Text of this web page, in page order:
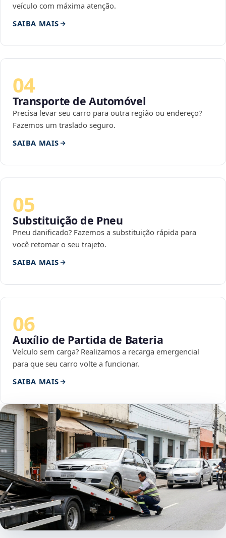
veículo com máxima atenção.
SAIBA MAIS
04
Transporte de Automóvel
Precisa levar seu carro para outra região ou endereço?
Fazemos um traslado seguro.
SAIBA MAIS
05
Substituição de Pneu
Pneu danificado? Fazemos a substituição rápida para
você retomar o seu trajeto.
SAIBA MAIS
06
Auxílio de Partida de Bateria
Veículo sem carga? Realizamos a recarga emergencial
para que seu carro volte a funcionar.
SAIBA MAIS